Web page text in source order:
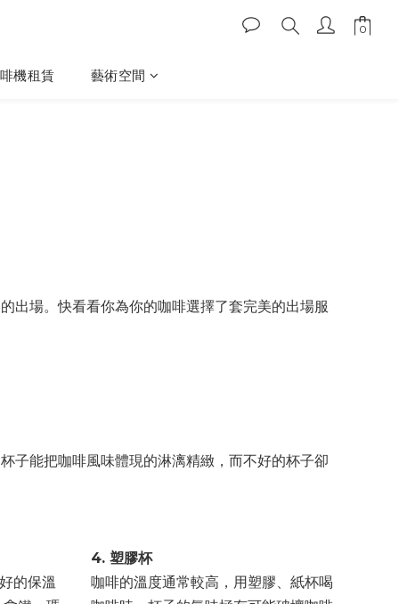
機租賃 藝術空間
場。快看看你為你的咖啡選擇了套完美的出場服
能把咖啡風味體現的淋漓精緻，而不好的杯子卻
的保溫
4. 塑膠杯
咖啡的溫度通常較高，用塑膠、紙杯喝